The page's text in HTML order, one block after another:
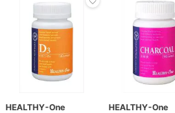
HEALTHY-One HEALTHY-One